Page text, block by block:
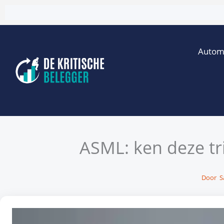
naar
inhoud
ASML: ken deze
Door